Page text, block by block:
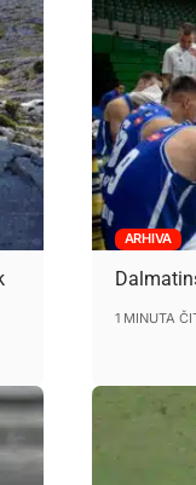
ARHIVA
1 MINUTA